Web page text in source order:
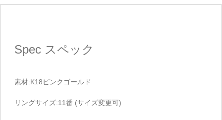
Spec スペック
素材:K18ピンクゴールド
リングサイズ:11番 (サイズ変更可)